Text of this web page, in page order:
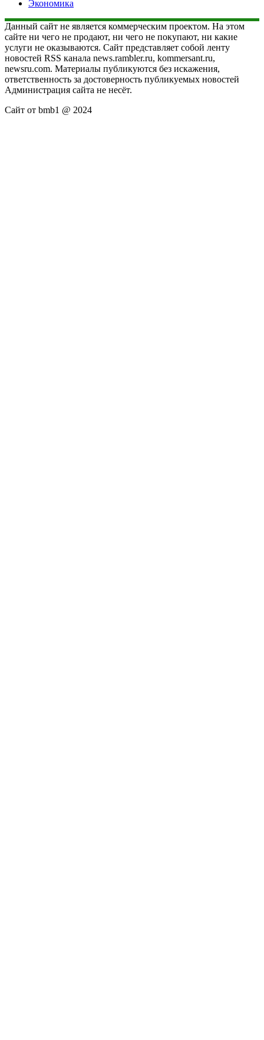
Экономика
Данный сайт не является коммерческим проектом. На этом
сайте ни чего не продают, ни чего не покупают, ни какие
услуги не оказываются. Сайт представляет собой ленту
новостей RSS канала news.rambler.ru, kommersant.ru,
newsru.com. Материалы публикуются без искажения,
ответственность за достоверность публикуемых новостей
Администрация сайта не несёт.
Сайт от bmb1 @ 2024